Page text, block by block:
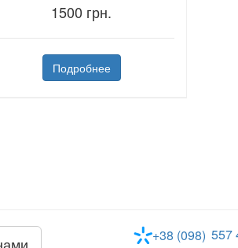
1500 грн.
Подробнее
+38 (098) 557